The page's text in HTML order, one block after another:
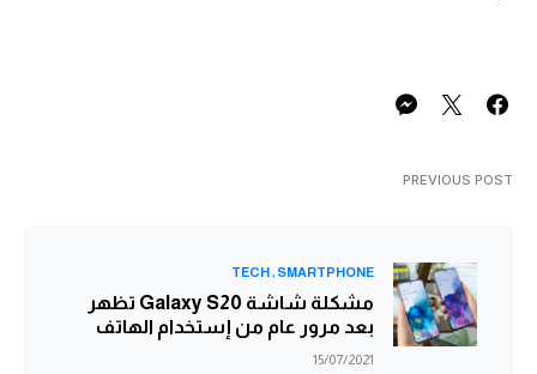
PREVIOUS POST
SMARTPHONE
TECH
مشكلة شاشة Galaxy S20 تظهر
بعد مرور عام من إستخدام الهاتف
15/07/2021